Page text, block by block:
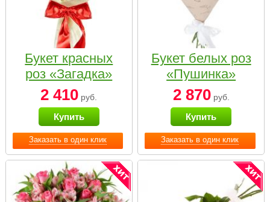
Заказать в один клик
Букет красных
роз «Загадка»
2 410 руб.
Купить
Заказать в один клик
Букет белых роз
«Пушинка»
2 870руб.
Купить